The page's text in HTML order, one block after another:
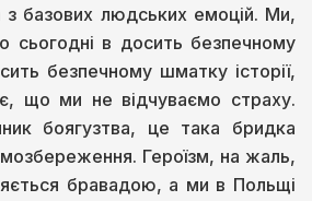
базових людських емоцій. Ми,
сьогодні в досить безпечному
безпечному шматку історії,
що ми не відчуваємо страху.
боягузтва, це така бридка
Героїзм, на жаль,
бравадою, а ми в Польщі